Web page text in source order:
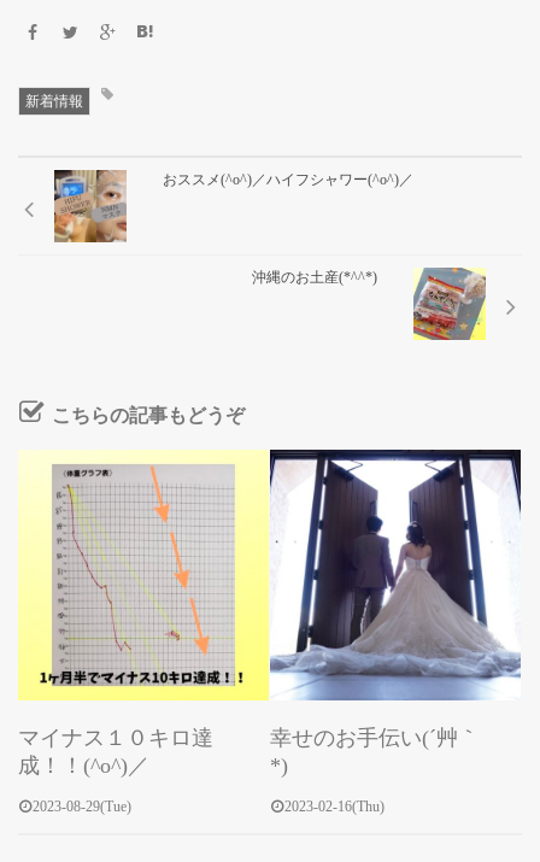
新着情報
おススメ(^o^)／ハイフシャワー(^o^)／
沖縄のお土産(*^^*)
こちらの記事もどうぞ
マイナス１０キロ達
成！！(^o^)／
2023-08-29(Tue)
幸せのお手伝い(´艸｀
*)
2023-02-16(Thu)